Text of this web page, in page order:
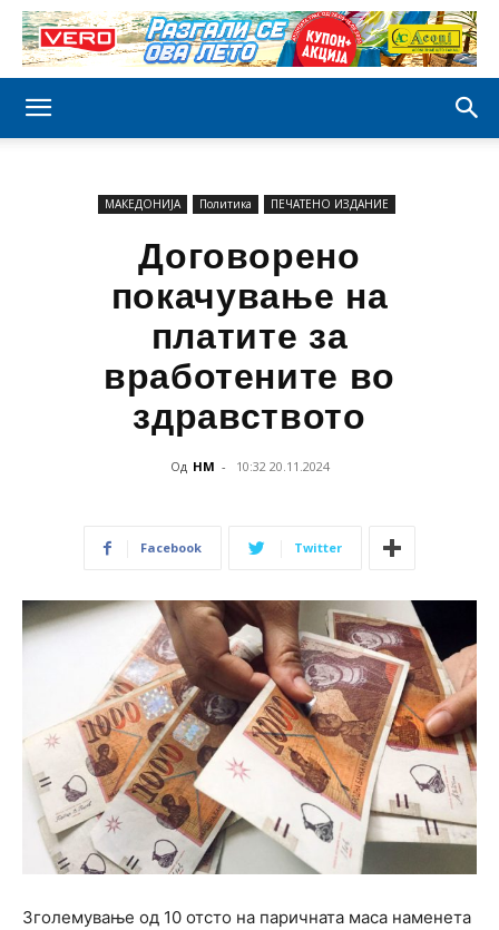
МАКЕДОНИЈА Политика ПЕЧАТЕНО ИЗДАНИЕ
Договорено
покачување на
платите за
вработените во
здравството
Од НМ - 10:32 20.11.2024
Facebook Twitter
Зголемување од 10 отсто на паричната маса наменета